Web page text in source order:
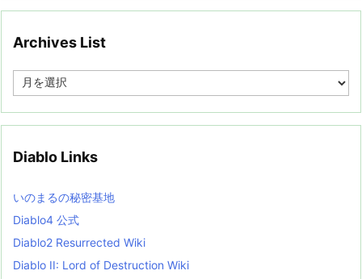
Archives List
e
i
s
t
Diablo Links
いのまるの秘密基地
Diablo4 公式
Diablo2 Resurrected Wiki
Diablo II: Lord of Destruction Wiki